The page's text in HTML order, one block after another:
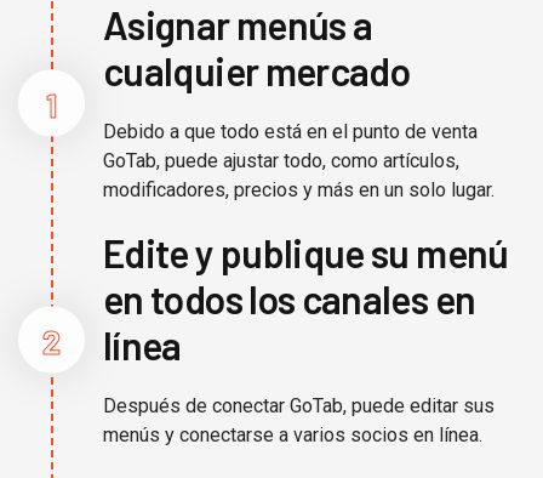
1
Asignar menús a
cualquier mercado
Debido a que todo está en el punto de venta
GoTab, puede ajustar todo, como artículos,
modificadores, precios y más en un solo lugar.
2
Edite y publique su menú
en todos los canales en
línea
Después de conectar GoTab, puede editar sus
menús y conectarse a varios socios en línea.